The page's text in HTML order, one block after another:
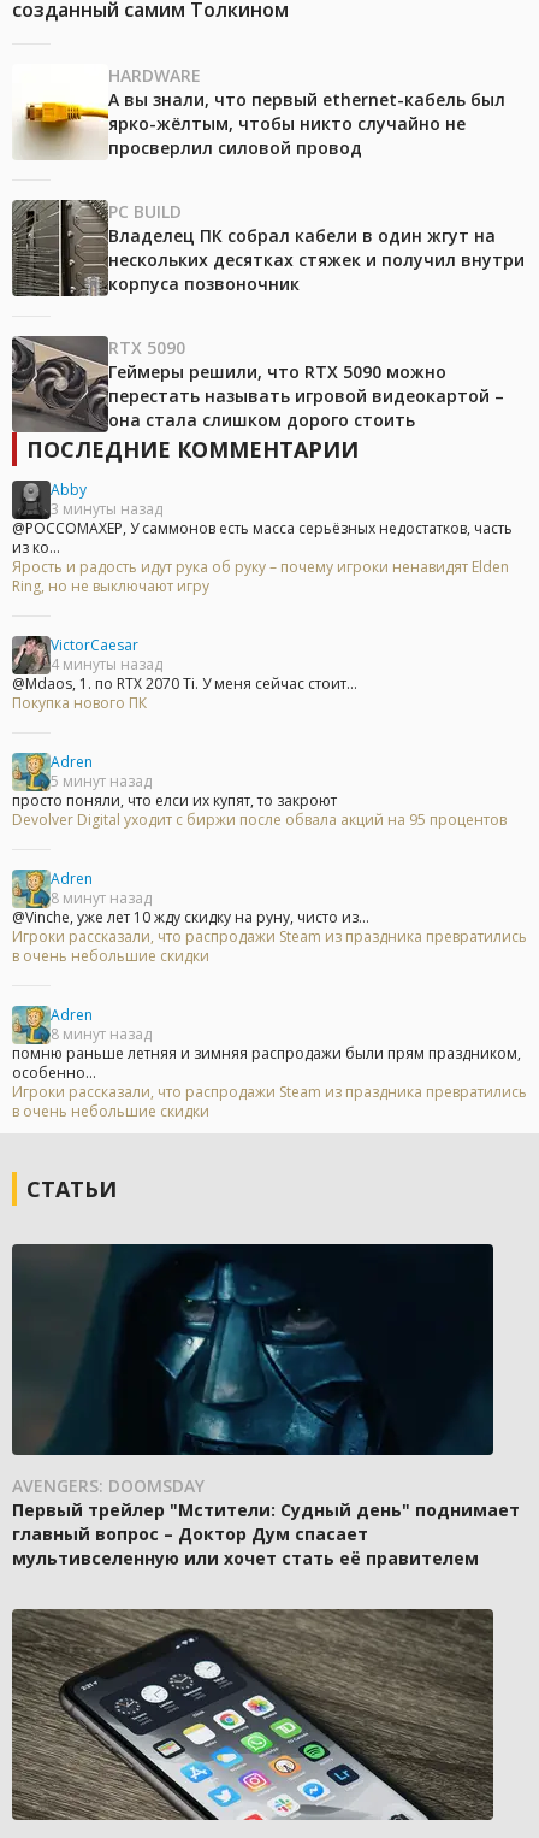
созданный самим Толкином
HARDWARE
А вы знали, что первый ethernet-кабель был
ярко-жёлтым, чтобы никто случайно не
просверлил силовой провод
PC BUILD
Владелец ПК собрал кабели в один жгут на
нескольких десятках стяжек и получил внутри
корпуса позвоночник
RTX 5090
Геймеры решили, что RTX 5090 можно
перестать называть игровой видеокартой –
она стала слишком дорого стоить
ПОСЛЕДНИЕ КОММЕНТАРИИ
Abby
3 минуты назад
@POCCOMAXEP, У саммонов есть масса серьёзных недостатков, часть
из ко...
Ярость и радость идут рука об руку – почему игроки ненавидят Elden
Ring, но не выключают игру
VictorCaesar
4 минуты назад
@Mdaos, 1. по RTX 2070 Ti. У меня сейчас стоит...
Покупка нового ПК
Adren
5 минут назад
просто поняли, что елси их купят, то закроют
Devolver Digital уходит с биржи после обвала акций на 95 процентов
Adren
8 минут назад
@Vinche, уже лет 10 жду скидку на руну, чисто из...
Игроки рассказали, что распродажи Steam из праздника превратились
в очень небольшие скидки
Adren
8 минут назад
помню раньше летняя и зимняя распродажи были прям праздником,
особенно...
Игроки рассказали, что распродажи Steam из праздника превратились
в очень небольшие скидки
СТАТЬИ
AVENGERS: DOOMSDAY
Первый трейлер "Мстители: Судный день" поднимает
главный вопрос – Доктор Дум спасает
мультивселенную или хочет стать её правителем